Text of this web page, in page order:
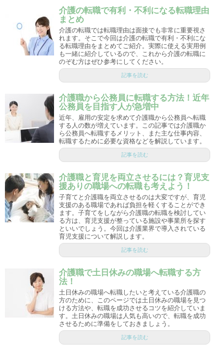
介護の転職で有利・不利になる転職理由
まとめ
介護の転職では転職理由は面接でも非常に重要視さ
れます。そこで今回は介護の転職で有利・不利にな
る転職理由をまとめてご紹介。実際に使える実用例
も一緒に紹介しているので、これから介護の転職に
のぞむ方はぜひ参考にしてください。
記事を読む
介護職から公務員に転職する方法！近年
公務員を目指す人が急増中
近年、雇用の安定を求めて介護職から公務員へ転職
する人の数が増えています。この記事では介護職か
ら公務員へ転職するメリット、また主な仕事内容、
転職するために必要な資格などを解説しています。
記事を読む
介護職と育児を両立させるには？育児支
援ありの職場への転職も考えよう！
子育てと介護職を両立させるのは大変ですが、育児
支援のある職場であれば負担を軽くすることができ
ます。子育てをしながら介護職の転職を検討してい
る方は、育児支援が整っている施設や事業所を探す
といいでしょう。今回は介護業界で導入されている
育児支援について解説します。
記事を読む
介護職で土日休みの職場へ転職する方
法！
土日休みの職場へ転職したいと考えている介護職の
方のために、このページでは土日休みの職場を見つ
ける方法や、転職を成功させるコツを紹介していま
す。土日休みの職場は人気も高いので、転職を成功
させるために準備をしておきましょう。
記事を読む